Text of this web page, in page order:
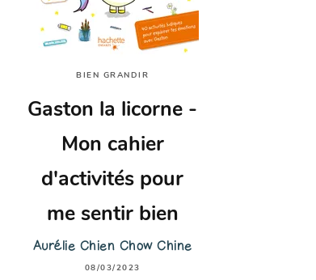
BIEN GRANDIR
Gaston la licorne -
Mon cahier
d'activités pour
me sentir bien
Aurélie Chien Chow Chine
08/03/2023